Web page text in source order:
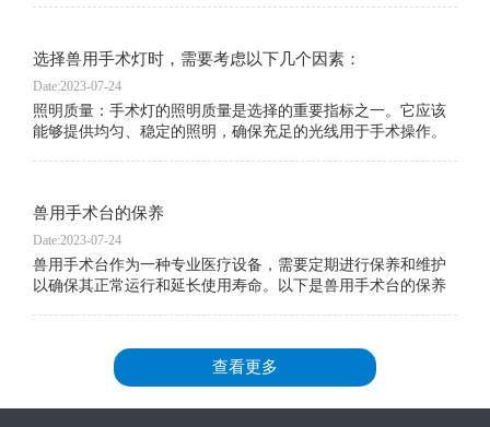
选择兽用手术灯时，需要考虑以下几个因素：
Date:2023-07-24
照明质量：手术灯的照明质量是选择的重要指标之一。它应该
能够提供均匀、稳定的照明，确保充足的光线用于手术操作。
兽用手术台的保养
Date:2023-07-24
兽用手术台作为一种专业医疗设备，需要定期进行保养和维护
以确保其正常运行和延长使用寿命。以下是兽用手术台的保养
查看更多